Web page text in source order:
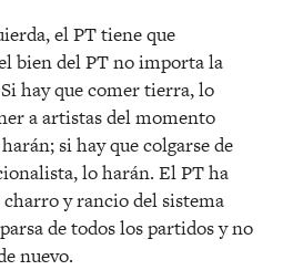
el PT tiene que
bien del PT no importa la
hay que comer tierra, lo
a artistas del momento
si hay que colgarse de
lo harán. El PT ha
y rancio del sistema
de todos los partidos y no
nuevo.